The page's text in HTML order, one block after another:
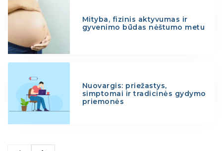
Mityba, fizinis aktyvumas ir
gyvenimo būdas nėštumo metu
Nuovargis: priežastys,
simptomai ir tradicinės gydymo
priemonės